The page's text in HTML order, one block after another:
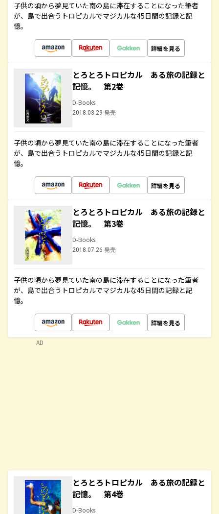
子供の頃から夢見ていた南の島に滞在することになった筆者
が、島で出合うトロピカルでマジカルな45日間の記録と記
憶。
詳細を見る
とろとろトロピカル ある旅の記録と
記憶。 第2巻
D-Books
2018.03.29 発売
子供の頃から夢見ていた南の島に滞在することになった筆者
が、島で出合うトロピカルでマジカルな45日間の記録と記
憶。
詳細を見る
とろとろトロピカル ある旅の記録と
記憶。 第3巻
D-Books
2018.07.26 発売
子供の頃から夢見ていた南の島に滞在することになった筆者
が、島で出合うトロピカルでマジカルな45日間の記録と記
憶。
詳細を見る
とろとろトロピカル ある旅の記録と
記憶。 第4巻
D-Books
AD